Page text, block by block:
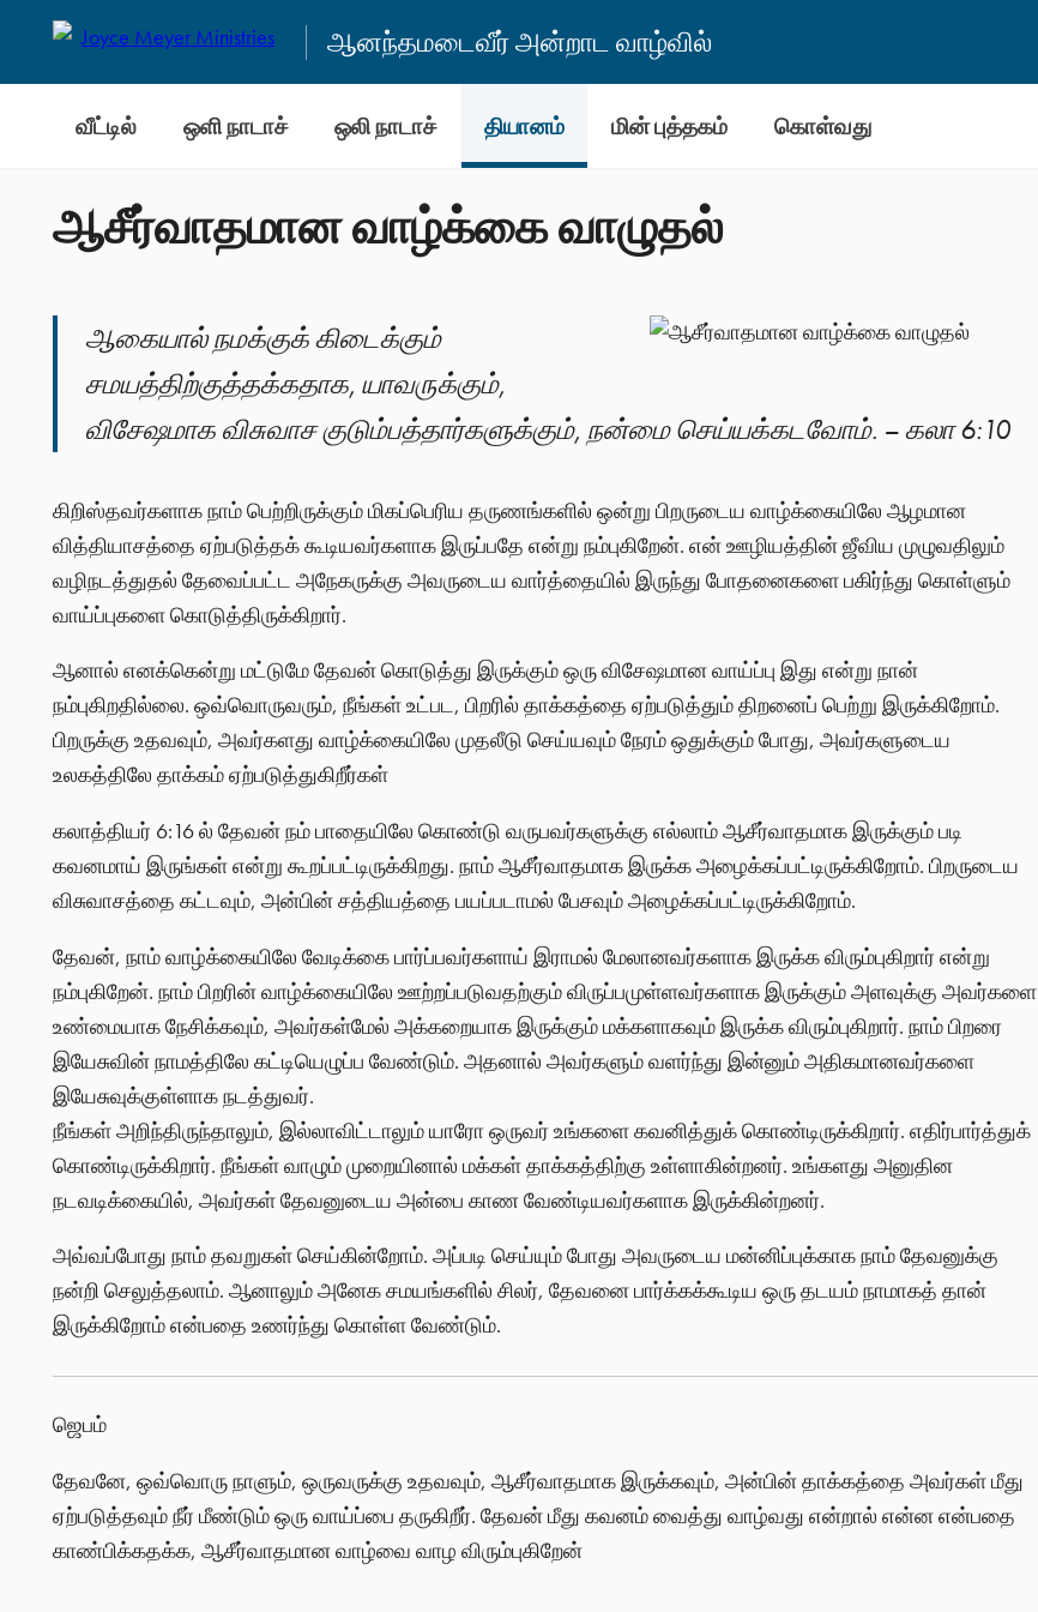
ஆனந்தமடைவீர் அன்றாட வாழ்வில்
வீட்டில் ஒளி நாடாச் ஒலி நாடாச் தியானம் மின் புத்தகம் கொள்வது
ஆசீர்வாதமான வாழ்க்கை வாழுதல்
ஆகையால் நமக்குக் கிடைக்கும்
சமயத்திற்குத்தக்கதாக, யாவருக்கும்,
விசேஷமாக விசுவாச குடும்பத்தார்களுக்கும், நன்மை செய்யக்கடவோம். – கலா 6:10
கிறிஸ்தவர்களாக நாம் பெற்றிருக்கும் மிகப்பெரிய தருணங்களில் ஒன்று பிறருடைய வாழ்க்கையிலே ஆழமான
வித்தியாசத்தை ஏற்படுத்தக் கூடியவர்களாக இருப்பதே என்று நம்புகிறேன். என் ஊழியத்தின் ஜீவிய முழுவதிலும்
வழிநடத்துதல் தேவைப்பட்ட அநேகருக்கு அவருடைய வார்த்தையில் இருந்து போதனைகளை பகிர்ந்து கொள்ளும்
வாய்ப்புகளை கொடுத்திருக்கிறார்.
ஆனால் எனக்கென்று மட்டுமே தேவன் கொடுத்து இருக்கும் ஒரு விசேஷமான வாய்ப்பு இது என்று நான்
நம்புகிறதில்லை. ஒவ்வொருவரும், நீங்கள் உட்பட, பிறரில் தாக்கத்தை ஏற்படுத்தும் திறனைப் பெற்று இருக்கிறோம்.
பிறருக்கு உதவவும், அவர்களது வாழ்க்கையிலே முதலீடு செய்யவும் நேரம் ஒதுக்கும் போது, அவர்களுடைய
உலகத்திலே தாக்கம் ஏற்படுத்துகிறீர்கள்
கலாத்தியர் 6:16 ல் தேவன் நம் பாதையிலே கொண்டு வருபவர்களுக்கு எல்லாம் ஆசீர்வாதமாக இருக்கும் படி
கவனமாய் இருங்கள் என்று கூறப்பட்டிருக்கிறது. நாம் ஆசீர்வாதமாக இருக்க அழைக்கப்பட்டிருக்கிறோம். பிறருடைய
விசுவாசத்தை கட்டவும், அன்பின் சத்தியத்தை பயப்படாமல் பேசவும் அழைக்கப்பட்டிருக்கிறோம்.
தேவன், நாம் வாழ்க்கையிலே வேடிக்கை பார்ப்பவர்களாய் இராமல் மேலானவர்களாக இருக்க விரும்புகிறார் என்று
நம்புகிறேன். நாம் பிறரின் வாழ்க்கையிலே ஊற்றப்படுவதற்கும் விருப்பமுள்ளவர்களாக இருக்கும் அளவுக்கு அவர்களை
உண்மையாக நேசிக்கவும், அவர்கள்மேல் அக்கறையாக இருக்கும் மக்களாகவும் இருக்க விரும்புகிறார். நாம் பிறரை
இயேசுவின் நாமத்திலே கட்டியெழுப்ப வேண்டும். அதனால் அவர்களும் வளர்ந்து இன்னும் அதிகமானவர்களை
இயேசுவுக்குள்ளாக நடத்துவர்.
நீங்கள் அறிந்திருந்தாலும், இல்லாவிட்டாலும் யாரோ ஒருவர் உங்களை கவனித்துக் கொண்டிருக்கிறார். எதிர்பார்த்துக்
கொண்டிருக்கிறார். நீங்கள் வாழும் முறையினால் மக்கள் தாக்கத்திற்கு உள்ளாகின்றனர். உங்களது அனுதின
நடவடிக்கையில், அவர்கள் தேவனுடைய அன்பை காண வேண்டியவர்களாக இருக்கின்றனர்.
அவ்வப்போது நாம் தவறுகள் செய்கின்றோம். அப்படி செய்யும் போது அவருடைய மன்னிப்புக்காக நாம் தேவனுக்கு
நன்றி செலுத்தலாம். ஆனாலும் அனேக சமயங்களில் சிலர், தேவனை பார்க்கக்கூடிய ஒரு தடயம் நாமாகத் தான்
இருக்கிறோம் என்பதை உணர்ந்து கொள்ள வேண்டும்.
ஜெபம்
தேவனே, ஒவ்வொரு நாளும், ஒருவருக்கு உதவவும், ஆசீர்வாதமாக இருக்கவும், அன்பின் தாக்கத்தை அவர்கள் மீது
ஏற்படுத்தவும் நீர் மீண்டும் ஒரு வாய்ப்பை தருகிறீர். தேவன் மீது கவனம் வைத்து வாழ்வது என்றால் என்ன என்பதை
காண்பிக்கதக்க, ஆசீர்வாதமான வாழ்வை வாழ விரும்புகிறேன்